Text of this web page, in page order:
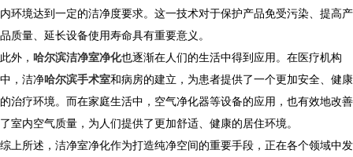
内环境达到一定的洁净度要求。这一技术对于保护产品免受污染、提高产
品质量、延长设备使用寿命具有重要意义。
此外， 哈尔滨洁净室净化也逐渐在人们的生活中得到应用。在医疗机构
中，洁净哈尔滨手术室和病房的建立，为患者提供了一个更加安全、健康
的治疗环境。而在家庭生活中，空气净化器等设备的应用，也有效地改善
了室内空气质量，为人们提供了更加舒适、健康的居住环境。
综上所述，洁净室净化作为打造纯净空间的重要手段，正在各个领域中发